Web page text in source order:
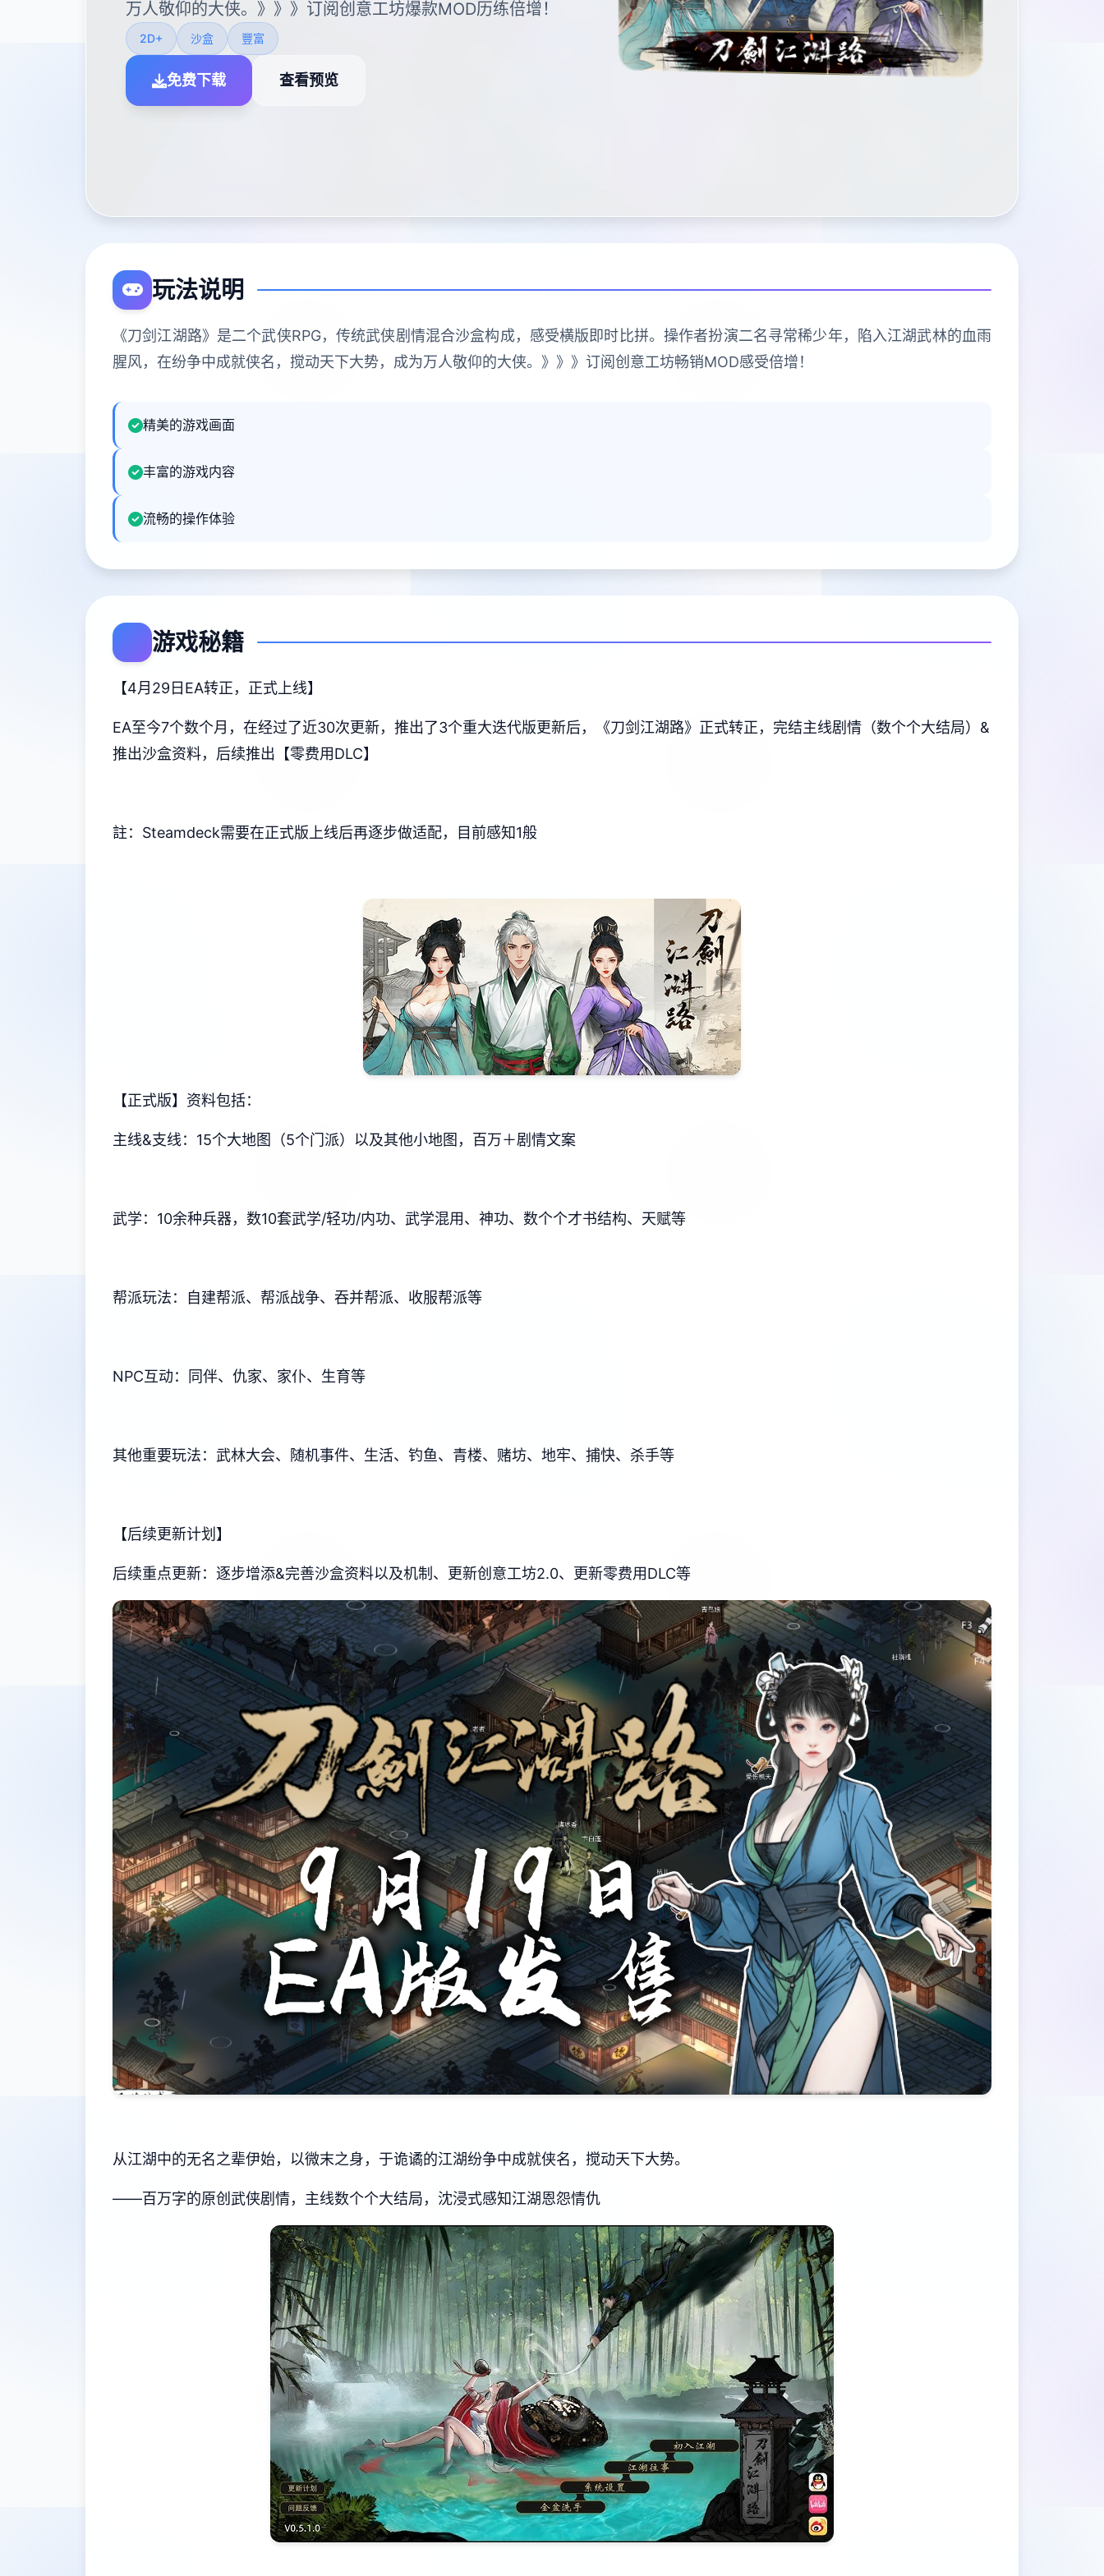
万人敬仰的大侠。》》》订阅创意工坊爆款MOD历练倍增！
2D+ 沙盒 豐富
免费下载 查看预览
玩法说明
《刀剑江湖路》是二个武侠RPG，传统武侠剧情混合沙盒构成，感受横版即时比拼。操作者扮演二名寻常稀少年，陷入江湖武林的血雨
腥风，在纷争中成就侠名，搅动天下大势，成为万人敬仰的大侠。》》》订阅创意工坊畅销MOD感受倍增！
精美的游戏画面
丰富的游戏内容
流畅的操作体验
游戏秘籍
【4月29日EA转正，正式上线】
EA至今7个数个月，在经过了近30次更新，推出了3个重大迭代版更新后，《刀剑江湖路》正式转正，完结主线剧情（数个个大结局）&
推出沙盒资料，后续推出【零费用DLC】
註：Steamdeck需要在正式版上线后再逐步做适配，目前感知1般
【正式版】资料包括：
主线&支线：15个大地图（5个门派）以及其他小地图，百万＋剧情文案
武学：10余种兵器，数10套武学/轻功/内功、武学混用、神功、数个个才书结构、天赋等
帮派玩法：自建帮派、帮派战争、吞并帮派、收服帮派等
NPC互动：同伴、仇家、家仆、生育等
其他重要玩法：武林大会、随机事件、生活、钓鱼、青楼、赌坊、地牢、捕快、杀手等
【后续更新计划】
后续重点更新：逐步增添&完善沙盒资料以及机制、更新创意工坊2.0、更新零费用DLC等
从江湖中的无名之辈伊始，以微末之身，于诡谲的江湖纷争中成就侠名，搅动天下大势。
——百万字的原创武侠剧情，主线数个个大结局，沈浸式感知江湖恩怨情仇